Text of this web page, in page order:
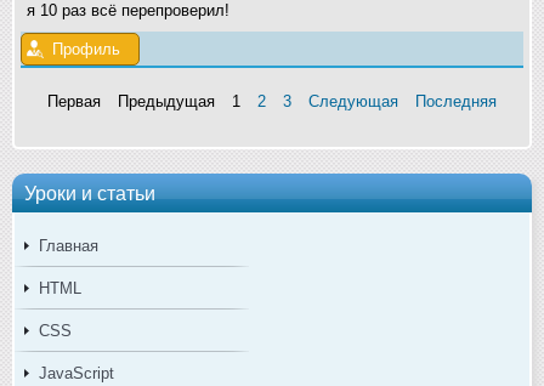
Уроки и статьи
Главная
HTML
CSS
JavaScript
я 10 раз всё перепроверил!
Профиль
Первая Предыдущая 1 2 3 Следующая Последняя